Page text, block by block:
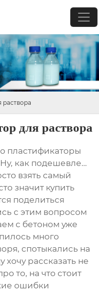
для раствора
пластификаторы
как подешевле…
взять самый
значит купить
поделиться
с этим вопросом
с бетоном уже
много
спотыкались на
хочу рассказать не
то, на что стоит
ошибки